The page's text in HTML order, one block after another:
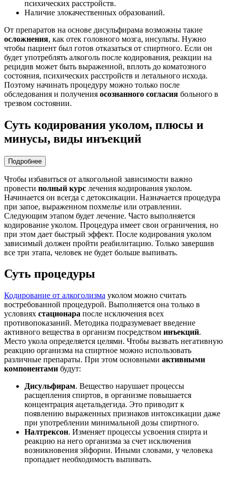
психических расстройств.
Наличие злокачественных образований.
От препаратов на основе дисульфирама возможны такие
осложнения, как отек головного мозга, инсульты. Нужно
чтобы пациент был готов отказаться от спиртного. Если он
будет употреблять алкоголь после кодирования, реакции на
рецидив может быть выраженной, вплоть до коматозного
состояния, психических расстройств и летального исхода.
Поэтому начинать процедуру можно только после
обследования и получения осознанного согласия больного в
трезвом состоянии.
Суть кодирования уколом, плюсы и
минусы, виды инъекций
Подробнее
Чтобы избавиться от алкогольной зависимости важно
провести полный курс лечения кодирования уколом.
Начинается он всегда с детоксикации. Назначается процедура
при запое, выраженном похмелье или отравлении.
Следующим этапом будет лечение. Часто выполняется
кодирование уколом. Процедура имеет свои ограничения, но
при этом дает быстрый эффект. После кодирования уколом
зависимый должен пройти реабилитацию. Только завершив
все три этапа, человек не будет больше выпивать.
Суть процедуры
Кодирование от алкоголизма уколом можно считать
востребованной процедурой. Выполняется она только в
условиях стационара после исключения всех
противопоказаний. Методика подразумевает введение
активного вещества в организм посредством инъекций.
Место укола определяется целями. Чтобы вызвать негативную
реакцию организма на спиртное можно использовать
различные препараты. При этом основными активными
компонентами будут:
Дисульфирам. Вещество нарушает процессы
расщепления спиртов, в организме повышается
концентрация ацетальдегида. Это приводит к
появлению выраженных признаков интоксикации даже
при употреблении минимальной дозы спиртного.
Налтрексон. Изменяет процессы усвоения спирта и
реакцию на него организма за счет исключения
возникновения эйфории. Иными словами, у человека
пропадает необходимость выпивать.